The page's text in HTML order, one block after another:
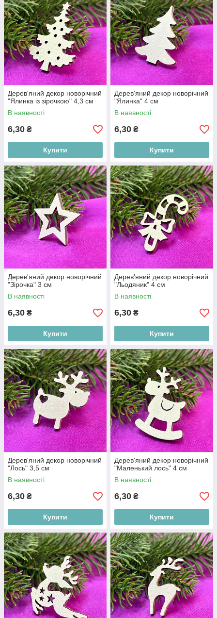
Дерев'яний декор новорічний
"Ялинка із зірочкою" 4,3 см
В наявності
6,30 ₴
Купити
Дерев'яний декор новорічний
"Ялинка" 4 см
В наявності
6,30 ₴
Купити
Дерев'яний декор новорічний
"Зірочка" 3 см
В наявності
6,30 ₴
Купити
Дерев'яний декор новорічний
"Льодяник" 4 см
В наявності
6,30 ₴
Купити
Дерев'яний декор новорічний
"Лось" 3,5 см
В наявності
6,30 ₴
Купити
Дерев'яний декор новорічний
"Маленький лось" 4 см
В наявності
6,30 ₴
Купити